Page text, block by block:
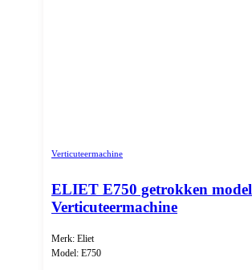
Verticuteermachine
ELIET E750 getrokken model
Verticuteermachine
Merk: Eliet
Model: E750